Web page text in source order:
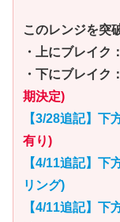
このレンジを突
・上にブレイク
・下にブレイク
期決定)
【3/28追記】下
有り)
【4/11追記】下
リング)
【4/11追記】下